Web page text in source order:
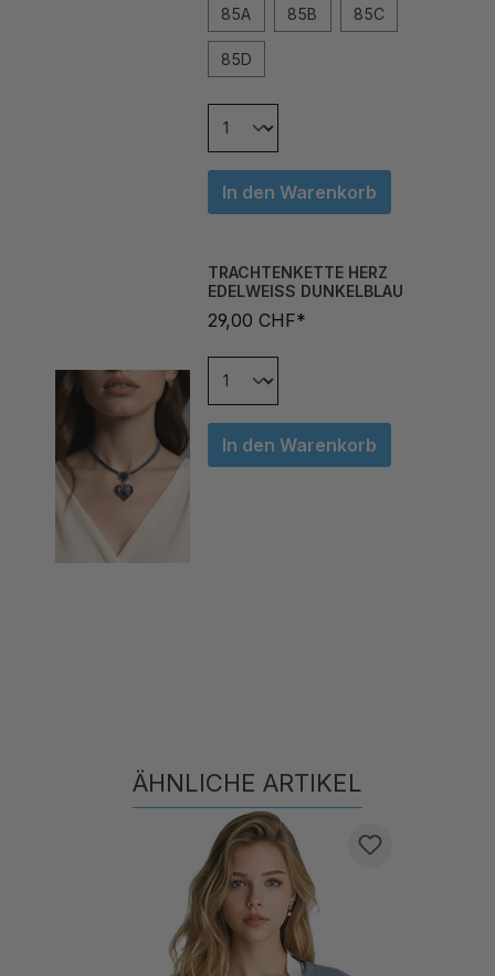
85D
In den Warenkorb
EDELWEISS DUNKELBLAU
29,00 CHF*
In den Warenkorb
Produktgalerie überspringen